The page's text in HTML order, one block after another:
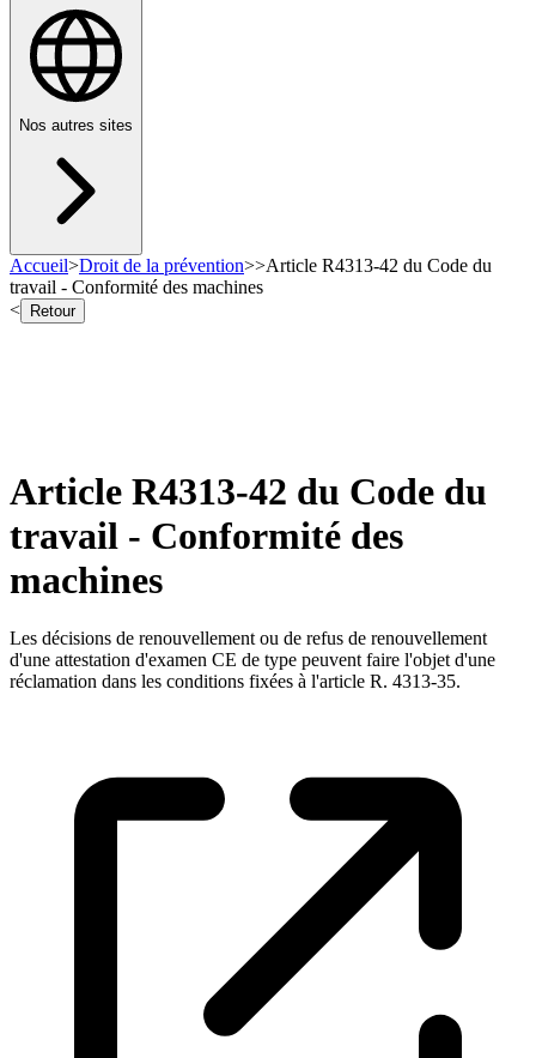
Nos autres sites
Accueil>Droit de la prévention>>Article R4313-42 du Code du
travail - Conformité des machines
<
Retour
Article R4313-42 du Code du
travail - Conformité des
machines
Les décisions de renouvellement ou de refus de renouvellement
d'une attestation d'examen CE de type peuvent faire l'objet d'une
réclamation dans les conditions fixées à l'article R. 4313-35.